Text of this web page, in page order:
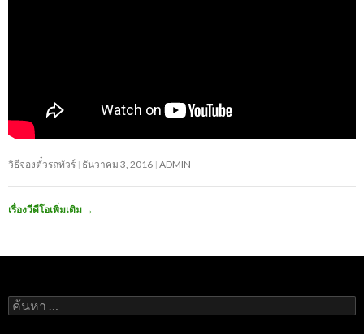
วิธีจองตั๋วรถทัวร์ ธันวาคม 3, 2016 ADMIN
เรื่องวีดีโอเพิ่มเติม →
ค้นหา
สำหรับ: